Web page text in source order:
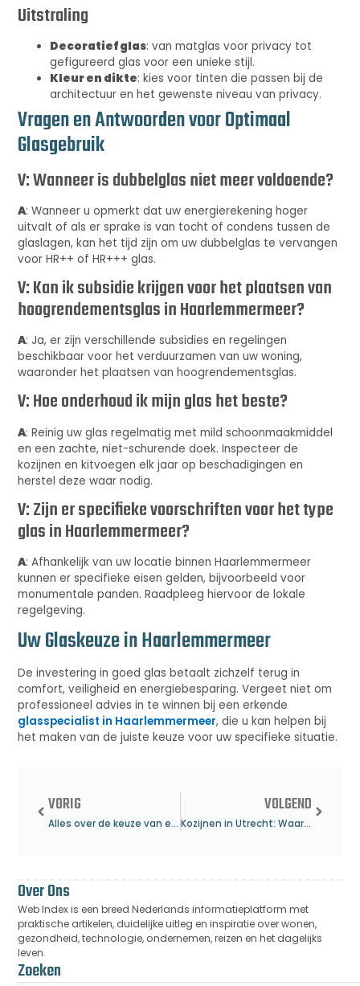
Uitstraling
Decoratief glas: van matglas voor privacy tot
gefigureerd glas voor een unieke stijl.
Kleur en dikte: kies voor tinten die passen bij de
architectuur en het gewenste niveau van privacy.
Vragen en Antwoorden voor Optimaal
Glasgebruik
V: Wanneer is dubbelglas niet meer voldoende?
A: Wanneer u opmerkt dat uw energierekening hoger
uitvalt of als er sprake is van tocht of condens tussen de
glaslagen, kan het tijd zijn om uw dubbelglas te vervangen
voor HR++ of HR+++ glas.
V: Kan ik subsidie krijgen voor het plaatsen van
hoogrendementsglas in Haarlemmermeer?
A: Ja, er zijn verschillende subsidies en regelingen
beschikbaar voor het verduurzamen van uw woning,
waaronder het plaatsen van hoogrendementsglas.
V: Hoe onderhoud ik mijn glas het beste?
A: Reinig uw glas regelmatig met mild schoonmaakmiddel
en een zachte, niet-schurende doek. Inspecteer de
kozijnen en kitvoegen elk jaar op beschadigingen en
herstel deze waar nodig.
V: Zijn er specifieke voorschriften voor het type
glas in Haarlemmermeer?
A: Afhankelijk van uw locatie binnen Haarlemmermeer
kunnen er specifieke eisen gelden, bijvoorbeeld voor
monumentale panden. Raadpleeg hiervoor de lokale
regelgeving.
Uw Glaskeuze in Haarlemmermeer
De investering in goed glas betaalt zichzelf terug in
comfort, veiligheid en energiebesparing. Vergeet niet om
professioneel advies in te winnen bij een erkende
glasspecialist in Haarlemmermeer, die u kan helpen bij
het maken van de juiste keuze voor uw specifieke situatie.
VORIG
Alles over de keuze van een Deurwaarder in Amersfoort: Waar op te letten?
VOLGEND
Kozijnen in Utrecht: Waar Moet U Op Letten?
Over Ons
Web Index is een breed Nederlands informatieplatform met
praktische artikelen, duidelijke uitleg en inspiratie over wonen,
gezondheid, technologie, ondernemen, reizen en het dagelijks
leven.
Zoeken